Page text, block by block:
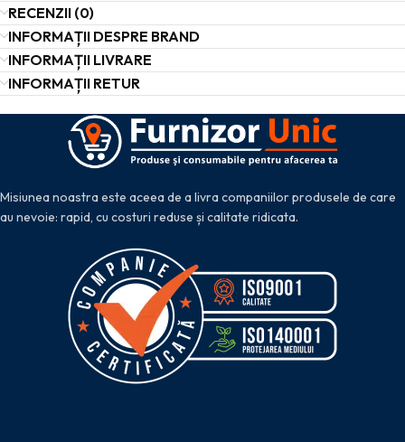
RECENZII (0)
INFORMAȚII DESPRE BRAND
INFORMAȚII LIVRARE
INFORMAȚII RETUR
Misiunea noastra este aceea de a livra companiilor produsele de care
au nevoie: rapid, cu costuri reduse și calitate ridicata.